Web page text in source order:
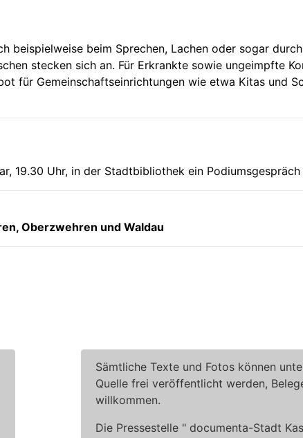
beispielweise beim Sprechen, Lachen oder sogar
stecken sich an. Für Erkrankte sowie ungeimpfte
für Gemeinschaftseinrichtungen wie etwa Kitas und
19.30 Uhr, in der Stadtbibliothek ein
Oberzwehren und Waldau
Sämtliche Texte und Fotos können
Quelle frei veröffentlicht werden,
willkommen.
Die Pressestelle " documenta-Stadt